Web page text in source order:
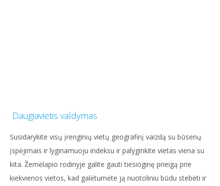
Daugiavietis valdymas
Susidarykite visų įrenginių vietų geografinį vaizdą su būsenų
įspėjimais ir lyginamuoju indeksu ir palyginkite vietas viena su
kita. Žemėlapio rodinyje galite gauti tiesioginę prieigą prie
kiekvienos vietos, kad galėtumėte ją nuotoliniu būdu stebėti ir